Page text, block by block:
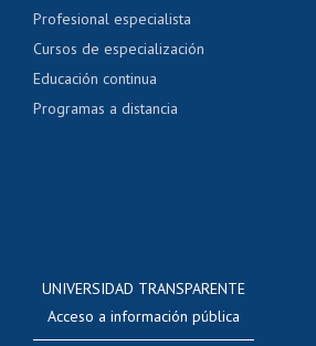
Profesional especialista
Cursos de especialización
Educación continua
Programas a distancia
UNIVERSIDAD TRANSPARENTE
Acceso a información pública